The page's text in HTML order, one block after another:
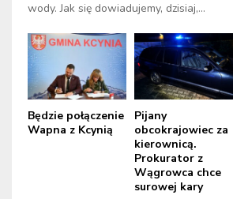
wody. Jak się dowiadujemy, dzisiaj,...
Będzie połączenie
Wapna z Kcynią
Pijany
obcokrajowiec za
kierownicą.
Prokurator z
Wągrowca chce
surowej kary